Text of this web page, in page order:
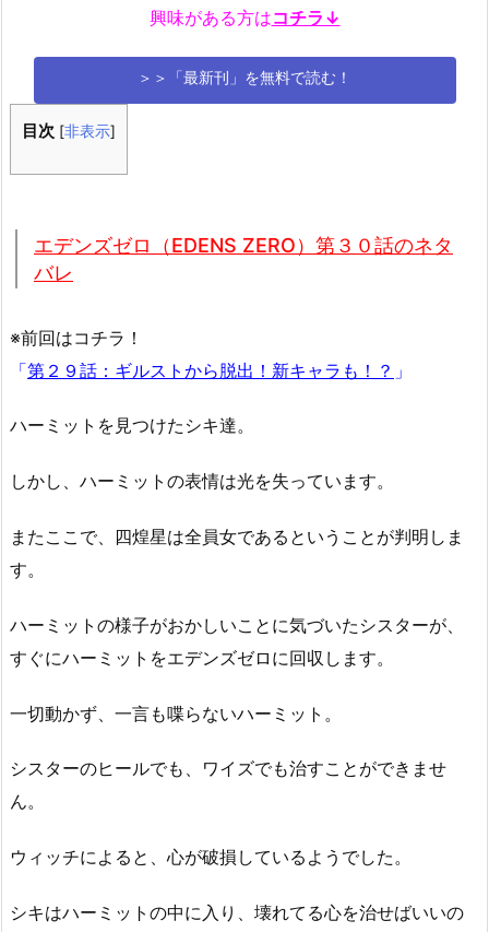
興味がある方はコチラ↓
＞＞「最新刊」を無料で読む！
目次 [非表示]
エデンズゼロ（EDENS ZERO）第３０話のネタ
バレ
※前回はコチラ！
「第２９話：ギルストから脱出！新キャラも！？ 」
ハーミットを見つけたシキ達。
しかし、ハーミットの表情は光を失っています。
またここで、四煌星は全員女であるということが判明しま
す。
ハーミットの様子がおかしいことに気づいたシスターが、
すぐにハーミットをエデンズゼロに回収します。
一切動かず、一言も喋らないハーミット。
シスターのヒールでも、ワイズでも治すことができませ
ん。
ウィッチによると、心が破損しているようでした。
シキはハーミットの中に入り、壊れてる心を治せばいいの